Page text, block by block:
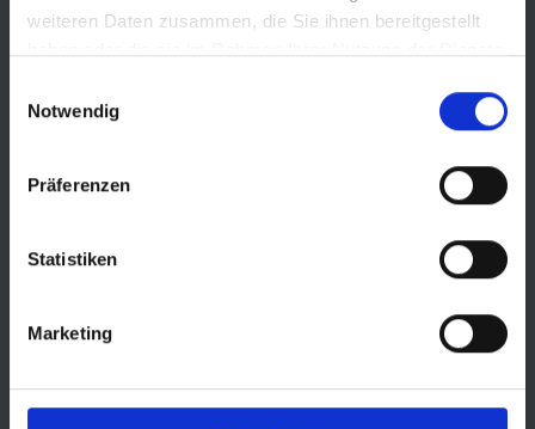
weiteren Daten zusammen, die Sie ihnen bereitgestellt
Notwendig
Präferenzen
Statistiken
Marketing
© Land Sachsen-Anhalt